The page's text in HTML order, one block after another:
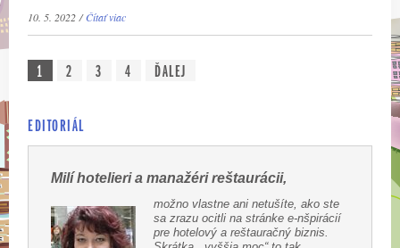
10. 5. 2022 /Čítať viac
1 2 3 4 ĎALEJ
EDITORIÁL
Milí hotelieri a manažéri reštaurácii,
možno vlastne ani netušíte, ako ste
sa zrazu ocitli na stránke e-nšpirácií
pre hotelový a reštauračný biznis.